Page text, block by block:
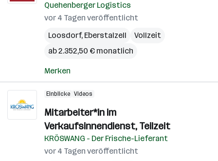
Quehenberger Logistics
vor 4 Tagen veröffentlicht
Loosdorf, Eberstalzell
Vollzeit
ab 2.352,50 € monatlich
Merken
Einblicke Videos
Mitarbeiter*in im
Verkaufsinnendienst, Teilzeit
KRÖSWANG - Der Frische-Lieferant
vor 4 Tagen veröffentlicht